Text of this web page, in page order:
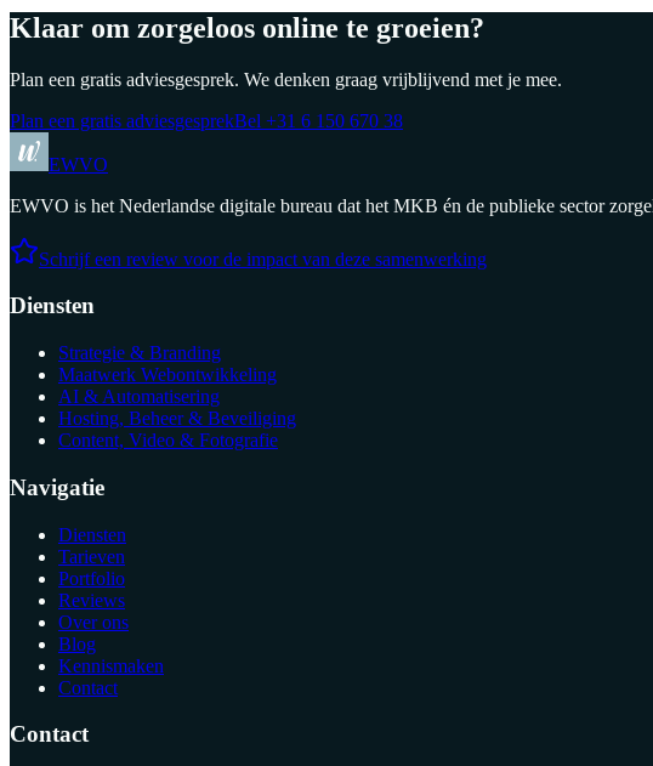
Klaar om zorgeloos online te groeien?
Plan een gratis adviesgesprek. We denken graag vrijblijvend met je mee.
Plan een gratis adviesgesprekBel +31 6 150 670 38
EWVO
EWVO is het Nederlandse digitale bureau dat het MKB én de publieke sector
Schrijf een review voor de impact van deze samenwerking
Diensten
Strategie & Branding
Maatwerk Webontwikkeling
AI & Automatisering
Hosting, Beheer & Beveiliging
Content, Video & Fotografie
Navigatie
Diensten
Tarieven
Portfolio
Reviews
Over ons
Blog
Kennismaken
Contact
Contact